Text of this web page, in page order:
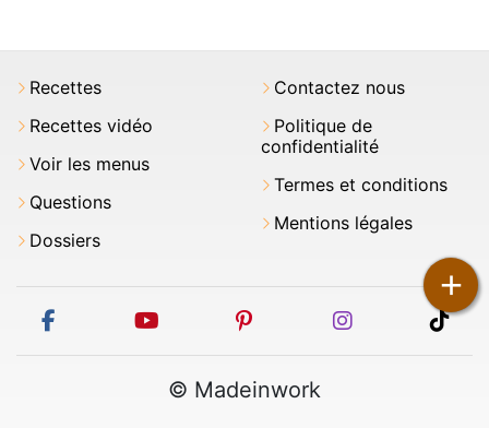
+
Recettes
Recettes vidéo
Voir les menus
Questions
Dossiers
Contactez nous
Politique de
confidentialité
Termes et conditions
Mentions légales
facebook youtube pinterest instagram
© Madeinwork